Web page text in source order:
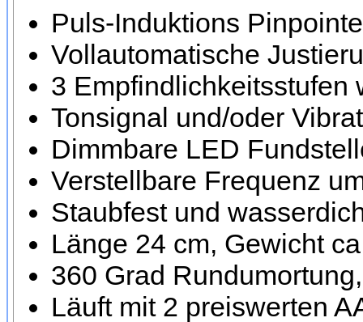
Puls-Induktions
Vollautomatische
3 Empfindlichkeitsstufen
Tonsignal und/oder
Dimmbare LED
Verstellbare Frequenz
Staubfest und
Länge 24 cm, Gewicht
360 Grad
Läuft mit 2 preiswerten